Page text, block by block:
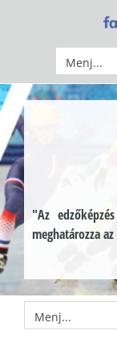
Menj...
"Az
meghatározza
Menj...